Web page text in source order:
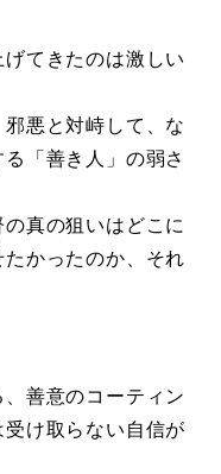
てきたのは激しい
邪悪と対峙して、な
「善き人」の弱さ
真の狙いはどこに
かったのか、それ
善意のコーティン
け取らない自信が